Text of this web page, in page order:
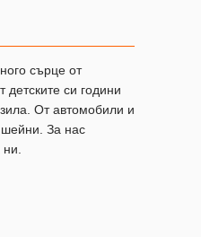
сърце от
детските си години
От автомобили и
За нас